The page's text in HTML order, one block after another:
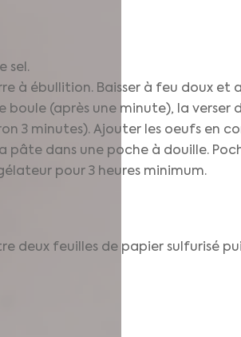
sel.
à ébullition. Baisser à feu doux
boule (après une minute), la verser
3 minutes). Ajouter les oeufs en
pâte dans une poche à douille.
pour 3 heures minimum.
deux feuilles de papier sulfurisé